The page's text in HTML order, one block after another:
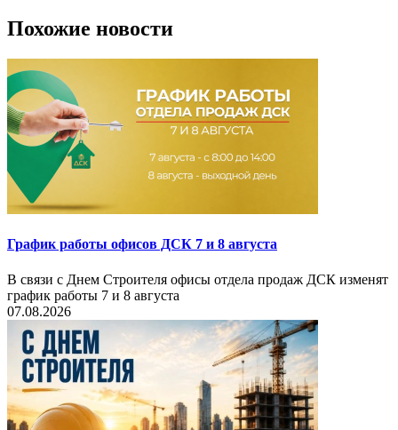
Похожие новости
График работы офисов ДСК 7 и 8 августа
В связи с Днем Строителя офисы отдела продаж ДСК изменят
график работы 7 и 8 августа
07.08.2026